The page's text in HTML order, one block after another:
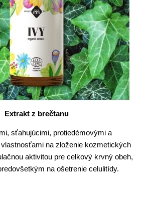
Extrakt z brečtanu
sťahujúcimi, protiedémovými a
na zloženie kozmetických
aktivitou pre celkový krvný obeh,
na ošetrenie celulitídy.